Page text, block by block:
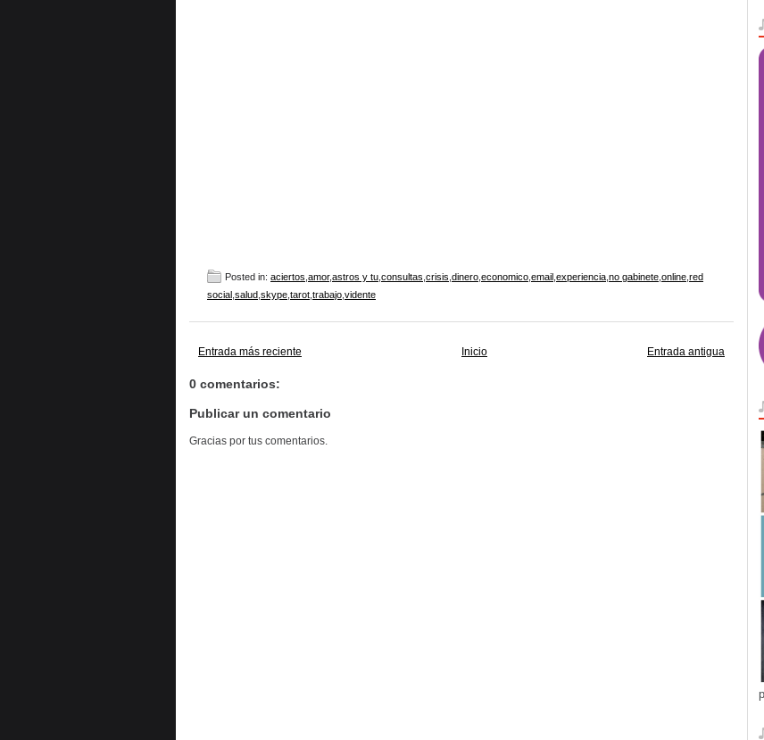
Posted in: aciertos amor,astros y tu consultas crisis dinero economico email experiencia no gabinete online red
social salud skype tarot trabajo vidente
Entrada más reciente Entrada antigua
Inicio
0 comentarios:
Publicar un comentario
Gracias por tus comentarios.